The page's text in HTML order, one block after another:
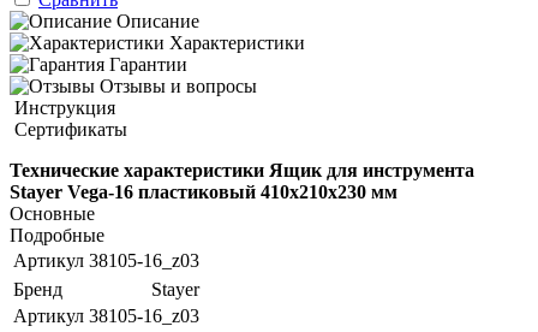
Описание
Характеристики
Гарантии
Отзывы и вопросы
Инструкция
Сертификаты
Технические характеристики Ящик для инструмента
Stayer Vega-16 пластиковый 410х210х230 мм
Основные
Подробные
Артикул 38105-16_z03
Бренд
Stayer
Артикул 38105-16_z03